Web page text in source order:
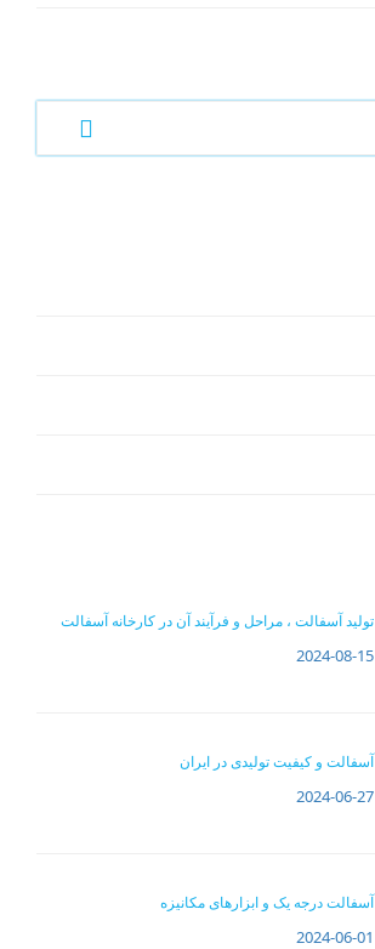
تولید آسفالت ، مراحل و فرآیند آن در کارخانه آسفالت
2024-08-15
آسفالت و کیفیت تولیدی در ایران
2024-06-27
آسفالت درجه یک و ابزارهای مکانیزه
2024-06-01